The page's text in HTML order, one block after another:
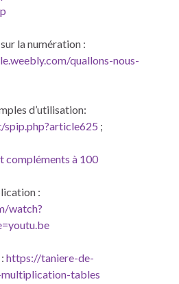
la numération :
quallons-nous-
d’utilisation:
spip.php?article625 ;
compléments à 100
:
watch?
https://taniere-de-
tables